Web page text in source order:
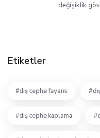
değişiklik
Etiketler
dış cephe fayans
dış cephe kaplama